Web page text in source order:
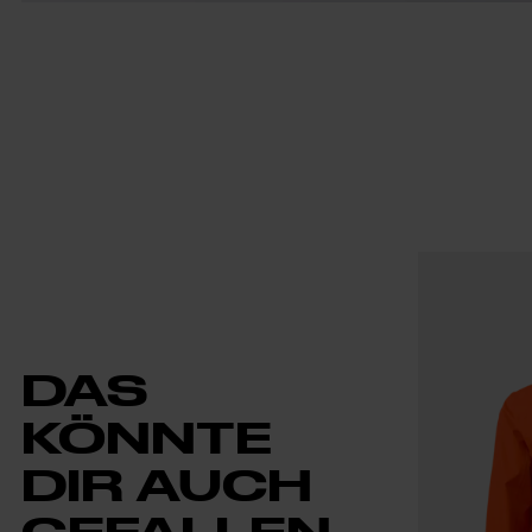
DAS
KÖNNTE
DIR AUCH